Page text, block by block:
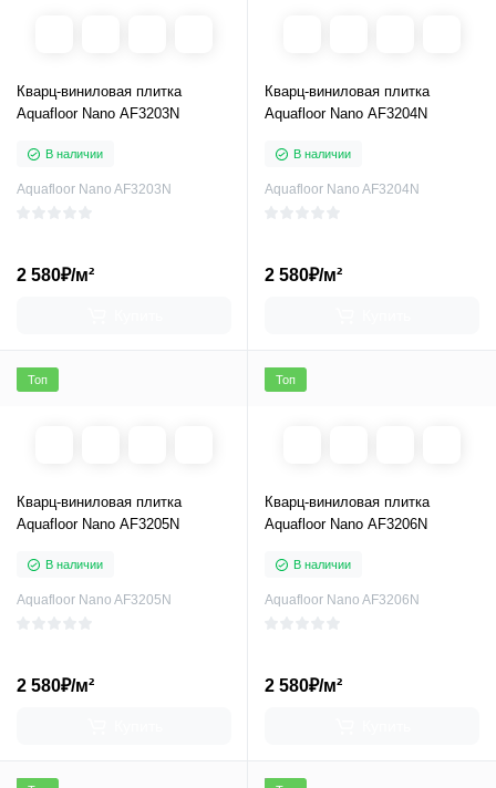
Кварц-виниловая плитка
Aquafloor Nano AF3203N
В наличии
Aquafloor Nano AF3203N
2 580₽/м²
Кварц-виниловая плитка
Aquafloor Nano AF3204N
В наличии
Aquafloor Nano AF3204N
2 580₽/м²
Топ
Кварц-виниловая плитка
Aquafloor Nano AF3205N
В наличии
Aquafloor Nano AF3205N
2 580₽/м²
Топ
Кварц-виниловая плитка
Aquafloor Nano AF3206N
В наличии
Aquafloor Nano AF3206N
2 580₽/м²